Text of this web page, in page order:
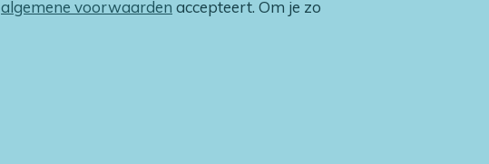
algemene voorwaarden accepteert. Om je zo